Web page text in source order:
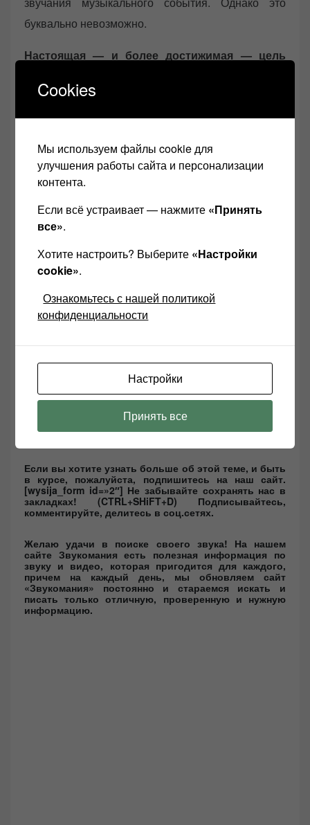
буквально невозможно.
Настоящая — и более достижимая — цель
эмоционального воздействия музыкального
события.Когда мы сможем достичь этой цели,
терапия в полной мере!
Focal Jmlab 725 ОБЗОР
Я надеюсь, что эта статья « Доступная
аудиофильская терапия в комнате прослушивания »
немного помогла. Пожалуйста, оставляйте
комментарии ниже, чтобы мы могли вернуться к
вам.
Если вы хотите узнать больше об этой теме, и быть
в курсе, пожалуйста, подпишитесь на наш сайт.
[wysija_form id=»2″] Не забывайте сохранять нас в
закладках! (CTRL+SHiFT+D) Подписывайтесь,
комментируйте, делитесь в соц.сетях.
Желаю удачи в поиске своего звука! На нашем
сайте Звукомания есть полезная информация по
звуку и видео, которая пригодится для каждого,
причем на каждый день, мы обновляем сайт
«Звукомания» постоянно и стараемся искать и
писать только отличную, проверенную и нужную
информацию.
Cookies
Мы используем файлы cookie для
улучшения работы сайта и персонализации
контента.
Если всё устраивает — нажмите «Принять
все».
Хотите настроить? Выберите «Настройки
cookie».
Ознакомьтесь с нашей политикой
конфиденциальности
Настройки
Принять все